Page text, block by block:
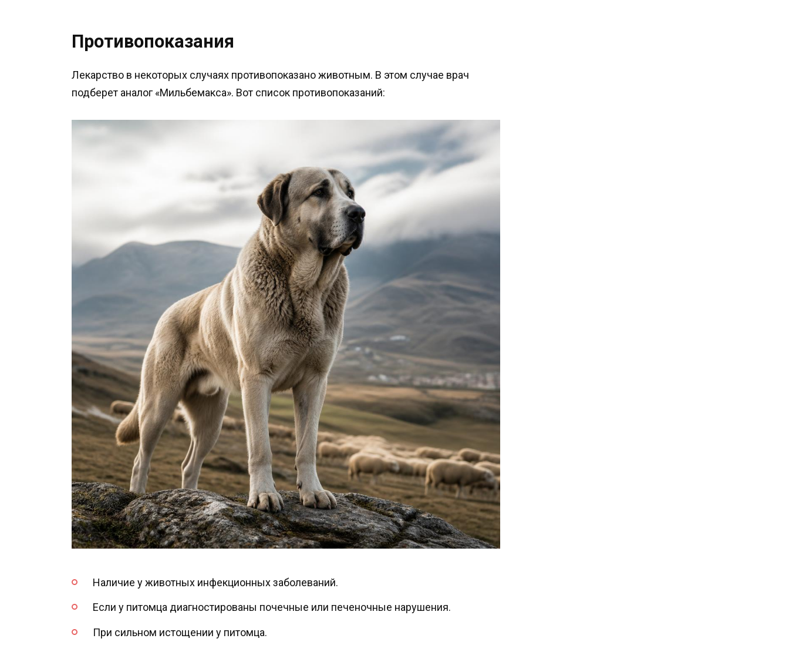
Противопоказания
Лекарство в некоторых случаях противопоказано животным. В этом случае врач
подберет аналог «Мильбемакса». Вот список противопоказаний:
Наличие у животных инфекционных заболеваний.
Если у питомца диагностированы почечные или печеночные нарушения.
При сильном истощении у питомца.